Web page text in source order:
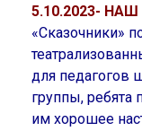
5.10.2023-
«Сказочники»
для педагогов
группы, ребята
им хорошее